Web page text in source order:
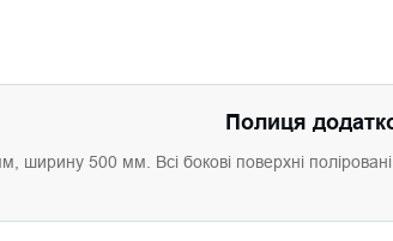
Полиця
500 мм. Всі бокові поверхні